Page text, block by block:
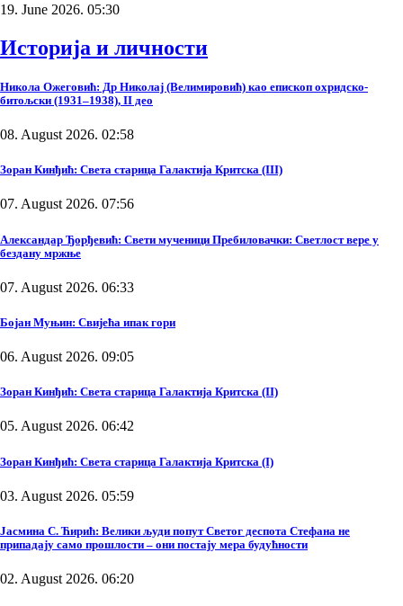
19. June 2026. 05:30
Историја и личности
Никола Ожеговић: Др Николај (Велимировић) као епископ охридско-
битољски (1931–1938), II део
08. August 2026. 02:58
Зоран Кинђић: Света старица Галактија Критска (III)
07. August 2026. 07:56
Александар Ђорђевић: Свети мученици Пребиловачки: Светлост вере у
бездану мржње
07. August 2026. 06:33
Бојан Муњин: Свијећа ипак гори
06. August 2026. 09:05
Зоран Кинђић: Света старица Галактија Критска (II)
05. August 2026. 06:42
Зоран Кинђић: Света старица Галактија Критска (I)
03. August 2026. 05:59
Јасмина С. Ћирић: Велики људи попут Светог деспота Стефана не
припадају само прошлости – они постају мера будућности
02. August 2026. 06:20